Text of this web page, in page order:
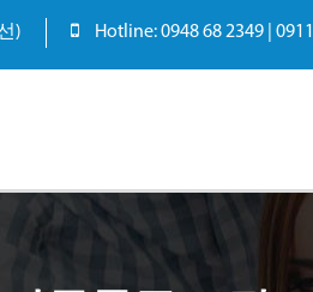
) Hotline: 0948 68 2349 |